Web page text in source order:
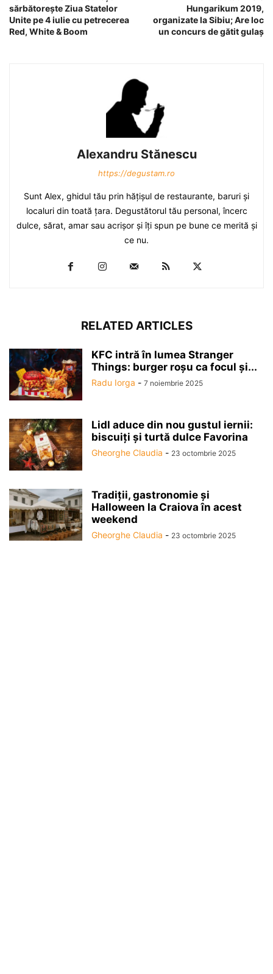
sărbătoreşte Ziua Statelor
Unite pe 4 iulie cu petrecerea
Red, White & Boom
Hungarikum 2019,
organizate la Sibiu; Are loc
un concurs de gătit gulaș
Alexandru Stănescu
https://degustam.ro
Sunt Alex, ghidul tău prin hăţişul de restaurante, baruri şi
localuri din toată ţara. Degustătorul tău personal, încerc
dulce, sărat, amar sau acrişor şi îţi spun pe bune ce merită şi
ce nu.
RELATED ARTICLES
KFC intră în lumea Stranger
Things: burger roșu ca focul și...
Radu Iorga - 7 noiembrie 2025
Lidl aduce din nou gustul iernii:
biscuiți și turtă dulce Favorina
Gheorghe Claudia - 23 octombrie 2025
Tradiții, gastronomie și
Halloween la Craiova în acest
weekend
Gheorghe Claudia - 23 octombrie 2025